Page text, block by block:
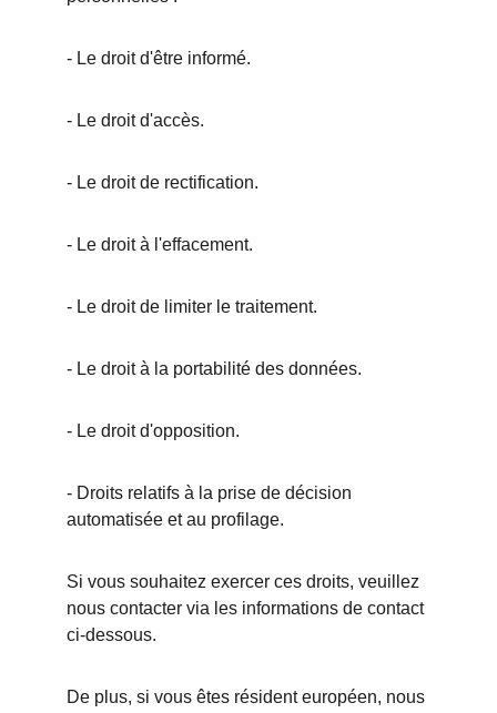
- Le droit d'être informé.
- Le droit d'accès.
- Le droit de rectification.
- Le droit à l'effacement.
- Le droit de limiter le traitement.
- Le droit à la portabilité des données.
- Le droit d'opposition.
- Droits relatifs à la prise de décision
automatisée et au profilage.
Si vous souhaitez exercer ces droits, veuillez
nous contacter via les informations de contact
ci-dessous.
De plus, si vous êtes résident européen, nous